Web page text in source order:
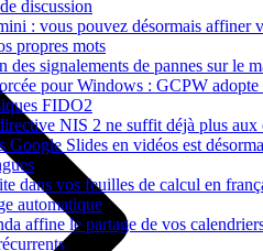
discussion
: vous pouvez désormais affiner
propres mots
des signalements de pannes sur le
pour Windows : GCPW adopte
FIDO2
NIS 2 ne suffit déjà plus aux
Google Slides en vidéos est
dans vos feuilles de calcul en
automatique
affine le partage de vos